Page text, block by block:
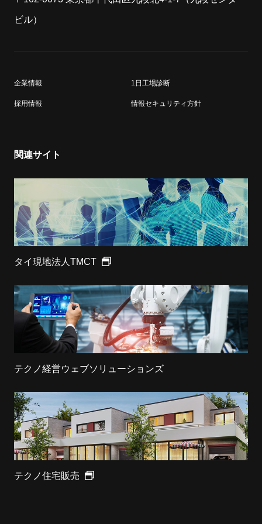
ビル）
企業情報 1日工場診断
採用情報 情報セキュリティ方針
関連サイト
タイ現地法人TMCT
テクノ経営ウェブソリューションズ
テクノ住宅販売